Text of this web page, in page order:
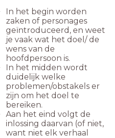
In het begin worden
zaken of personages
geïntroduceerd, en weet
je vaak wat het doel/ de
wens van de
hoofdpersoon is.
In het midden wordt
duidelijk welke
problemen/obstakels er
zijn om het doel te
bereiken.
Aan het eind volgt de
inlossing daarvan (of niet,
want niet elk verhaal